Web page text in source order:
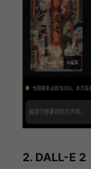
2. DALL-E 2